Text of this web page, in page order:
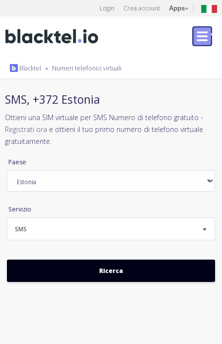
Login Crea account Apps
Blacktel » Numeri telefonici virtuali
SMS, +372 Estonia
Ottieni una SIM virtuale per SMS Numero di telefono gratuito -
Registrati ora e ottieni il tuo primo numero di telefono virtuale
gratuitamente.
Paese
Servizio
SMS